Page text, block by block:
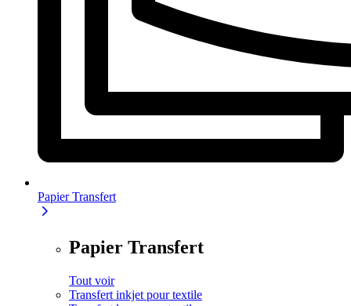
Papier Transfert
Papier Transfert
Tout voir
Transfert inkjet pour textile